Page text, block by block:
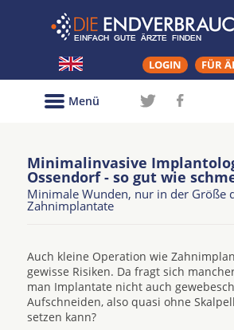
LOGIN FÜR
Menü
Minimalinvasive
Ossendorf - so gut wie
Minimale Wunden, nur in der Größe
Zahnimplantate
Auch kleine Operation wie
gewisse Risiken. Da fragt sich
man Implantate nicht auch
Aufschneiden, also quasi ohne
setzen kann?